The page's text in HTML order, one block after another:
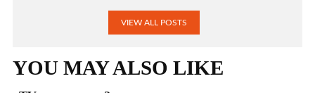
VIEW ALL POSTS
YOU MAY ALSO LIKE